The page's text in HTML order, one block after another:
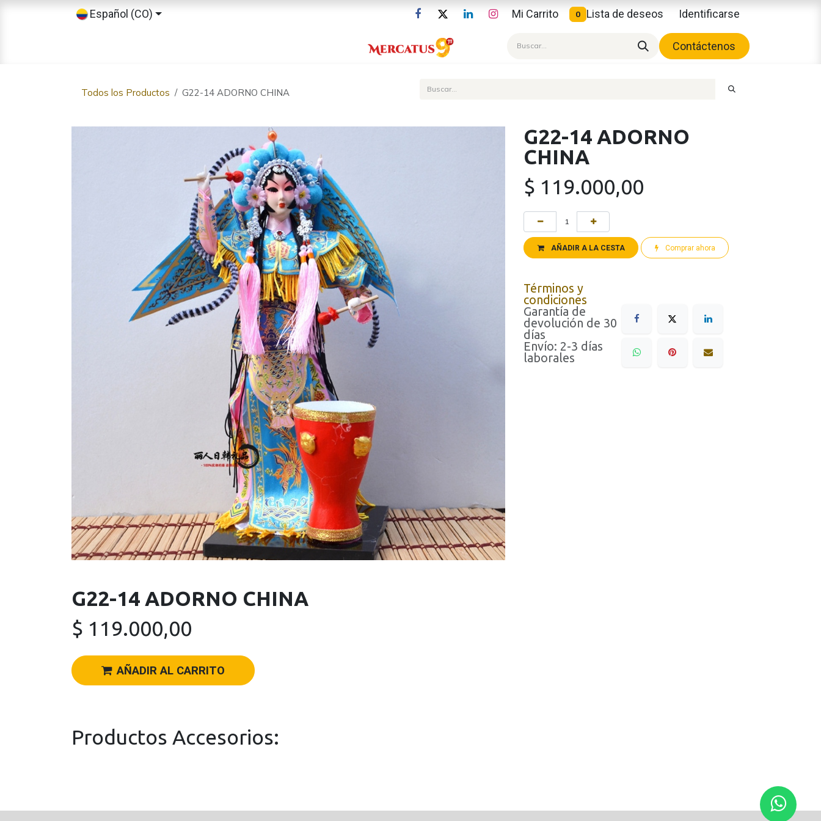
Español (CO) Mi Carrito 0 Lista de deseos Identificarse
Contáctenos
Todos los Productos G22-14 ADORNO CHINA
G22-14 ADORNO
CHINA
$ 119.000,00
AÑADIR A LA CESTA Comprar ahora
Términos y
condiciones
Garantía de
devolución de 30
días
Envío: 2-3 días
laborales
G22-14 ADORNO CHINA
$ 119.000,00
AÑADIR AL CARRITO
Productos Accesorios: